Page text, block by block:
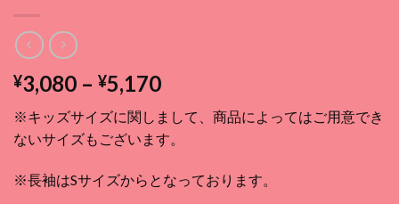
¥3,080 – ¥5,170価
帯:
¥3,080
–
¥5,170
※キッズサイズに関しまして、商品によってはご用意でき
ないサイズもございます。
※長袖はSサイズからとなっております。